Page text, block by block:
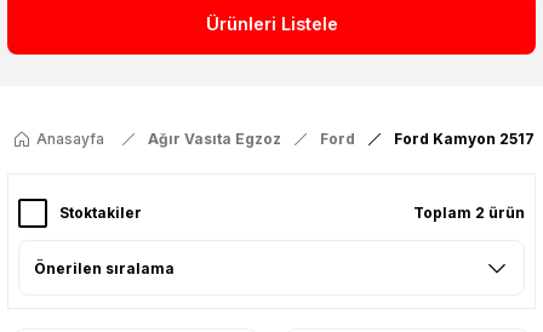
Ürünleri Listele
Anasayfa Ağır Vasıta Egzoz Ford Ford Kamyon 2517
Stoktakiler Toplam 2 ürün